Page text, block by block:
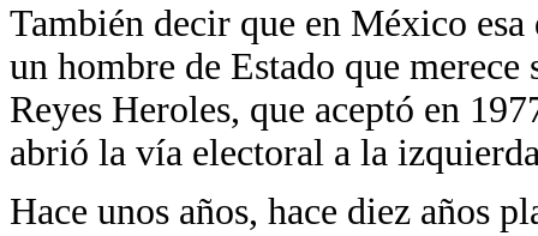
También decir que en México
un hombre de Estado que merece
Reyes Heroles, que aceptó en
abrió la vía electoral a la
Hace unos años, hace diez años